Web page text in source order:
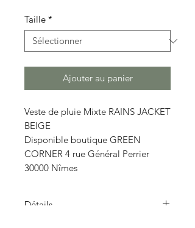
Taille *
Ajouter au panier
Veste de pluie Mixte RAINS JACKET
BEIGE
Disponible boutique GREEN
CORNER 4 rue Général Perrier
30000 Nîmes
Détails